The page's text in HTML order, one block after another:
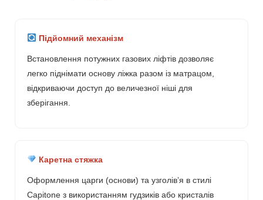
Підйомний механізм
Встановлення потужних газових ліфтів дозволяє
легко піднімати основу ліжка разом із матрацом,
відкриваючи доступ до величезної ніші для
зберігання.
Каретна стяжка
Оформлення царги (основи) та узголів’я в стилі
Capitone з використанням гудзиків або кристалів